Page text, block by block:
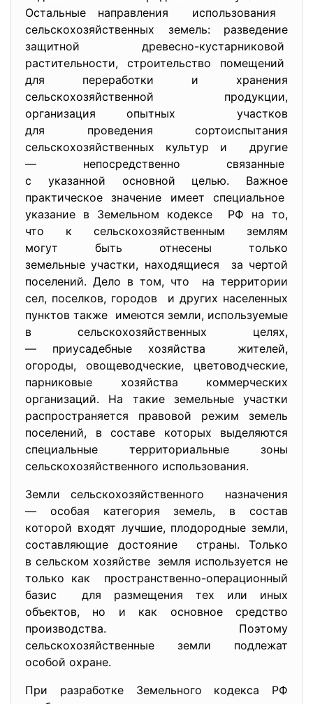
Остальные направления использования
сельскохозяйственных земель: разведение
защитной древесно-кустарниковой
растительности, строительство помещений
для переработки и хранения
сельскохозяйственной продукции,
организация опытных участков
для проведения сортоиспытания
сельскохозяйственных культур и другие
— непосредственно связанные
с указанной основной целью. Важное
практическое значение имеет специальное
указание в Земельном кодексе РФ на то,
что к сельскохозяйственным землям
могут быть отнесены только
земельные участки, находящиеся за чертой
поселений. Дело в том, что на территории
сел, поселков, городов и других населенных
пунктов также имеются земли, используемые
в сельскохозяйственных целях,
— приусадебные хозяйства жителей,
огороды, овощеводческие, цветоводческие,
парниковые хозяйства коммерческих
организаций. На такие земельные участки
распространяется правовой режим земель
поселений, в составе которых выделяются
специальные территориальные зоны
сельскохозяйственного использования.
Земли сельскохозяйственного назначения
— особая категория земель, в состав
которой входят лучшие, плодородные земли,
составляющие достояние страны. Только
в сельском хозяйстве земля используется не
только как пространственно-операционный
базис для размещения тех или иных
объектов, но и как основное средство
производства. Поэтому
сельскохозяйственные земли подлежат
особой охране.
При разработке Земельного кодекса РФ